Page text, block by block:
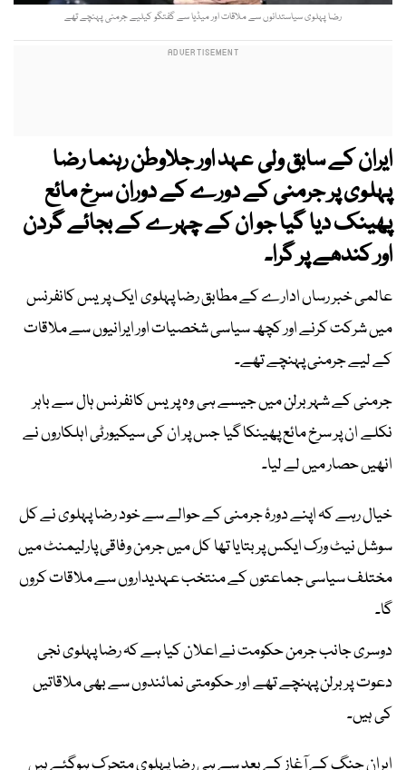
رضا پہلوی سیاستدانوں سے ملاقات اور میڈیا سے گفتگو کیلیے جرمنی پہنچے تھے
ایران کے سابق ولی عہد اور جلاوطن رہنما رضا
پہلوی پر جرمنی کے دورے کے دوران سرخ مائع
پھینک دیا گیا جو ان کے چہرے کے بجائے گردن
اور کندھے پر گرا۔
عالمی خبر رساں ادارے کے مطابق رضا پہلوی ایک پریس کانفرنس
میں شرکت کرنے اور کچھ سیاسی شخصیات اور ایرانیوں سے ملاقات
کے لیے جرمنی پہنچے تھے۔
جرمنی کے شہر برلن میں جیسے ہی وہ پریس کانفرنس ہال سے باہر
نکلے ان پر سرخ مائع پھینکا گیا جس پر ان کی سیکیورٹی اہلکاروں نے
انھیں حصار میں لے لیا۔
خیال رہے کہ اپنے دورۂ جرمنی کے حوالے سے خود رضا پہلوی نے کل
سوشل نیٹ ورک ایکس پر بتایا تھا کل میں جرمن وفاقی پارلیمنٹ میں
مختلف سیاسی جماعتوں کے منتخب عہدیداروں سے ملاقات کروں
گا۔
دوسری جانب جرمن حکومت نے اعلان کیا ہے کہ رضا پہلوی نجی
دعوت پر برلن پہنچے تھے اور حکومتی نمائندوں سے بھی ملاقاتیں
کی ہیں۔
ایران جنگ کے آغاز کے بعد سے ہی رضا پہلوی متحرک ہوگئے ہیں